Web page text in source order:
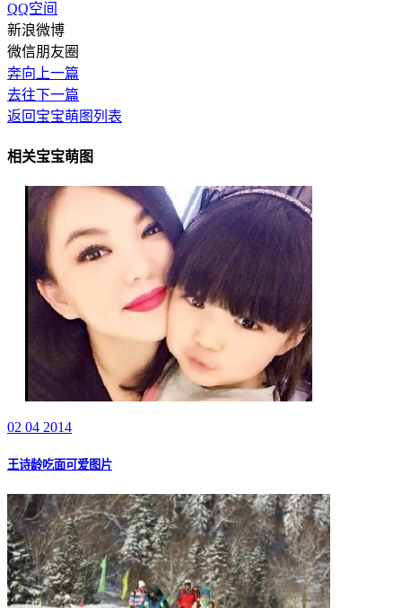
QQ空间
新浪微博
微信朋友圈
奔向上一篇
去往下一篇
返回宝宝萌图列表
相关宝宝萌图
02 04 2014
王诗龄吃面可爱图片